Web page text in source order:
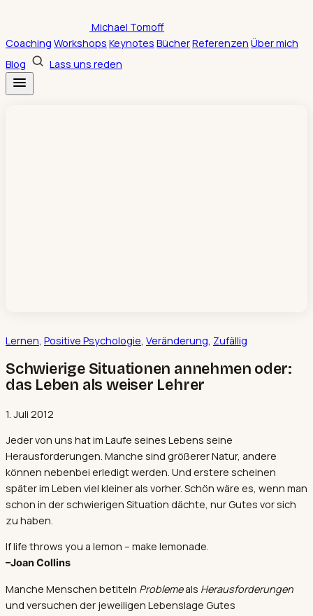
springen
Michael Tomoff
Coaching Workshops Keynotes BücherReferenzen Über mich
Blog
Lass uns reden
Lernen Positive Psychologie Veränderung Zufällig
Schwierige Situationen annehmen oder:
das Leben als weiser Lehrer
1. Juli 2012
Jeder von uns hat im Laufe seines Lebens seine
Herausforderungen. Manche sind größerer Natur, andere
können nebenbei erledigt werden. Und erstere scheinen
später im Leben viel kleiner als vorher. Schön wäre es, wenn man
schon in der schwierigen Situation dächte, nur Gutes vor sich
zu haben.
If life throws you a lemon – make lemonade.
–Joan Collins
Manche Menschen betiteln Problemeals Herausforderungen
und versuchen der jeweiligen Lebenslage Gutes